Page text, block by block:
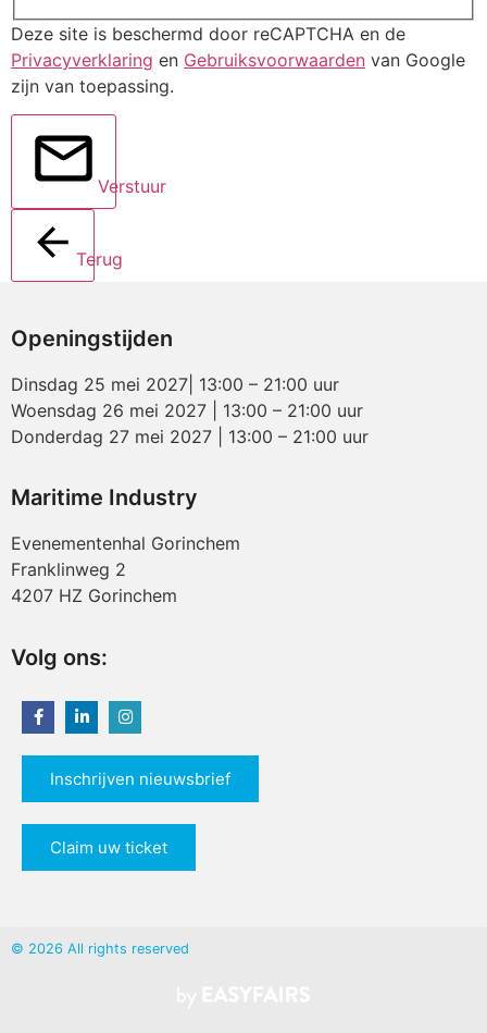
Deze site is beschermd door reCAPTCHA en de
Privacyverklaring en Gebruiksvoorwaarden van Google
zijn van toepassing.
Verstuur
Terug
Openingstijden
Dinsdag 25 mei 2027| 13:00 – 21:00 uur
Woensdag 26 mei 2027 | 13:00 – 21:00 uur
Donderdag 27 mei 2027 | 13:00 – 21:00 uur
Maritime Industry
Evenementenhal Gorinchem
Franklinweg 2
4207 HZ Gorinchem
Volg ons:
Inschrijven nieuwsbrief
Claim uw ticket
© 2026 All rights reserved